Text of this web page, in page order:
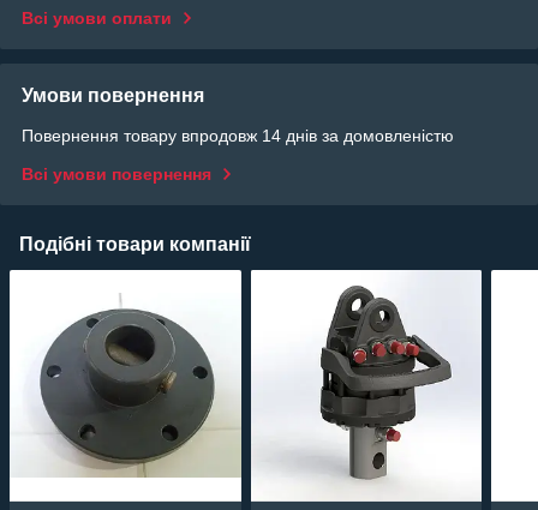
Всі умови оплати
Умови повернення
Повернення товару впродовж 14 днів за домовленістю
Всі умови повернення
Подібні товари компанії